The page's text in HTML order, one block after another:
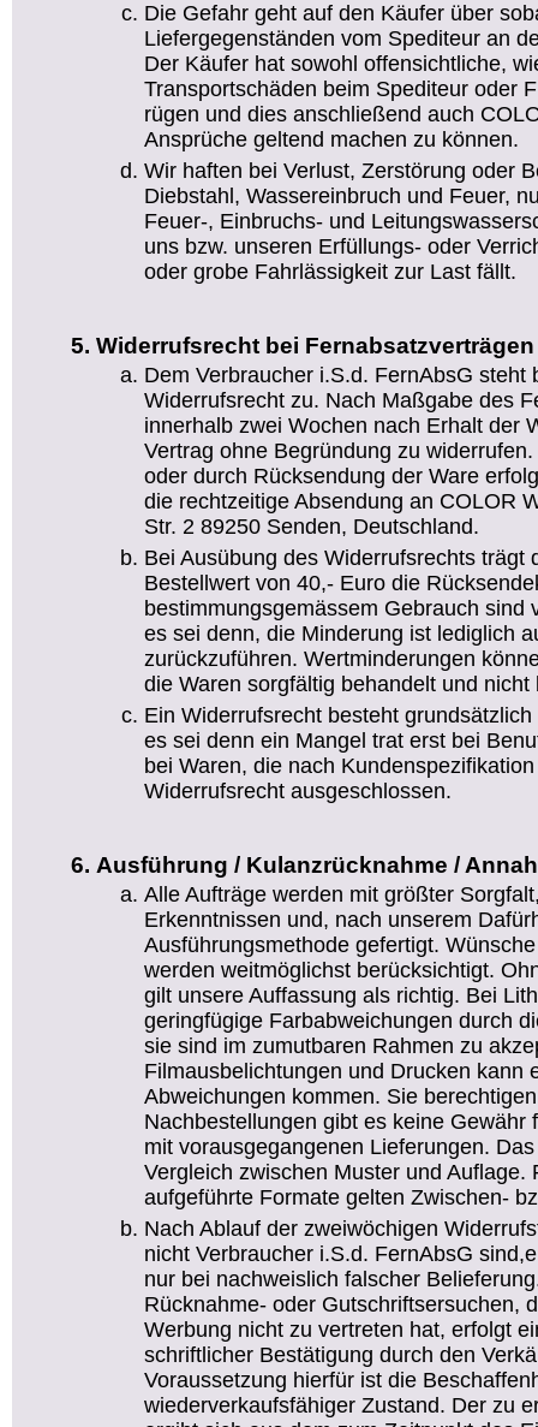
Die Gefahr geht auf den Käufer über
Liefergegenständen vom Spediteur an
Der Käufer hat sowohl offensichtliche,
Transportschäden beim Spediteur oder
rügen und dies anschließend auch
Ansprüche geltend machen zu können.
Wir haften bei Verlust, Zerstörung oder
Diebstahl, Wassereinbruch und Feuer,
Feuer-, Einbruchs- und
uns bzw. unseren Erfüllungs- oder
oder grobe Fahrlässigkeit zur Last fällt.
Widerrufsrecht bei Fernabsatzverträgen
Dem Verbraucher i.S.d. FernAbsG steht
Widerrufsrecht zu. Nach Maßgabe des
innerhalb zwei Wochen nach Erhalt der
Vertrag ohne Begründung zu
oder durch Rücksendung der Ware
die rechtzeitige Absendung an COLOR
Str. 2 89250 Senden, Deutschland.
Bei Ausübung des Widerrufsrechts trägt
Bestellwert von 40,- Euro die
bestimmungsgemässem Gebrauch sind
es sei denn, die Minderung ist lediglich
zurückzuführen. Wertminderungen
die Waren sorgfältig behandelt und nicht
Ein Widerrufsrecht besteht
es sei denn ein Mangel trat erst bei
bei Waren, die nach
Widerrufsrecht ausgeschlossen.
Ausführung / Kulanzrücknahme /
Alle Aufträge werden mit größter
Erkenntnissen und, nach unserem
Ausführungsmethode gefertigt.
werden weitmöglichst berücksichtigt.
gilt unsere Auffassung als richtig. Bei
geringfügige Farbabweichungen durch
sie sind im zumutbaren Rahmen zu
Filmausbelichtungen und Drucken kann
Abweichungen kommen. Sie
Nachbestellungen gibt es keine Gewähr
mit vorausgegangenen Lieferungen.
Vergleich zwischen Muster und Auflage.
aufgeführte Formate gelten Zwischen-
Nach Ablauf der zweiwöchigen
nicht Verbraucher i.S.d. FernAbsG
nur bei nachweislich falscher
Rücknahme- oder Gutschriftsersuchen,
Werbung nicht zu vertreten hat, erfolgt
schriftlicher Bestätigung durch den
Voraussetzung hierfür ist die
wiederverkaufsfähiger Zustand. Der zu